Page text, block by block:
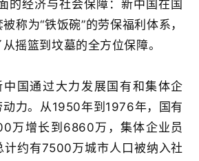
的经济与社会保障 ：新中国在国
被称为“铁饭碗”的劳保福利体系，
摇篮到坟墓的全方位保障。
中国通过大力发展国有和集体企
力。从1950年到 1976年，国有
万增长到 6860万，集体企业员
计约有7500万城市人口被纳入社